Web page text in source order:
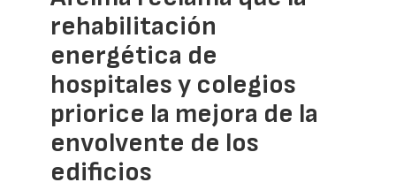
rehabilitación
energética de
hospitales y colegios
priorice la mejora de la
envolvente de los
edificios